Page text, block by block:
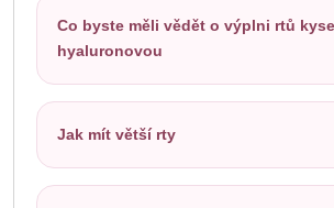
Co byste měli vědět o výplni rtů
hyaluronovou
Jak mít větší rty